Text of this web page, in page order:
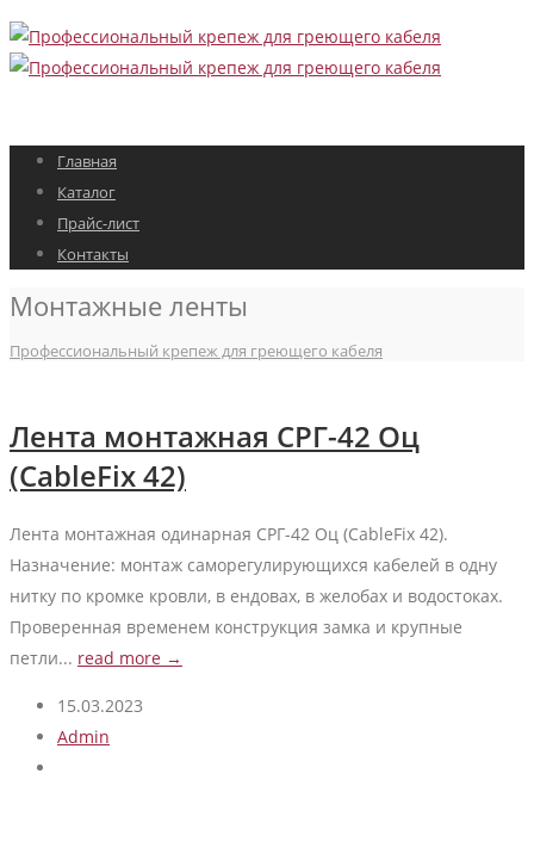
Главная
Каталог
Прайс-лист
Контакты
Монтажные ленты
Профессиональный крепеж для греющего кабеля
Лента монтажная СРГ-42 Оц
(CableFix 42)
Лента монтажная одинарная СРГ-42 Оц (CableFix 42).
Назначение: монтаж саморегулирующихся кабелей в одну
нитку по кромке кровли, в ендовах, в желобах и водостоках.
Проверенная временем конструкция замка и крупные
петли... read more →
15.03.2023
Admin